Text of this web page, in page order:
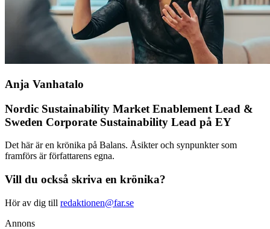
Anja Vanhatalo
Nordic Sustainability Market Enablement Lead &
Sweden Corporate Sustainability Lead på EY
Det här är en krönika på Balans. Åsikter och synpunkter som
framförs är författarens egna.
Vill du också skriva en krönika?
Hör av dig till redaktionen@far.se
Annons